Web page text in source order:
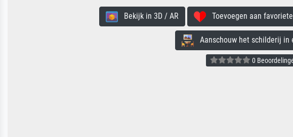
Bekijk in 3D / AR Toevoegen aan
Aanschouw het schilderij in
0